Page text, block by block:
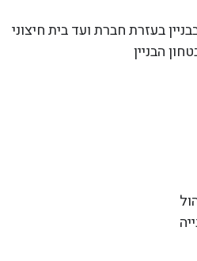
בעזרת חברת ועד בית חיצוני
הבניין